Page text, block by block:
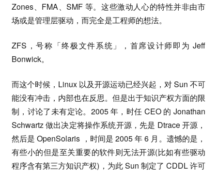
Zones、FMA、SMF 等。这些激动人心的特性并非由市
场或是管理层驱动，而完全是工程师的想法。
ZFS，号称「终极文件系统」，首席设计师即为 Jeff
Bonwick。
而这个时候，Linux 以及开源运动已经兴起，对 Sun 不可
能没有冲击，内部也在反思。但是出于知识产权方面的限
制，讨论了未有定论。2005 年，时任 CEO 的 Jonathan
Schwartz 做出决定将操作系统开源，先是 Dtrace 开源，
然后是 OpenSolaris ，时间是 2005 年 6 月。遗憾的是，
有些小的但是至关重要的软件则无法开源(比如有些驱动
程序含有第三方知识产权)，为此 Sun 制定了 CDDL 许可